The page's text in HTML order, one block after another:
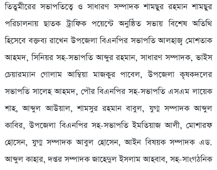
তিতুমীরের সভাপতিত্বে ও সাধারণ সম্পাদক শামছুর রহমান শামছুর
পরিচালনায় ছাতক ট্রাফিক পয়েন্টে অনুষ্ঠিত সভায় বিশেষ অতিথি
হিসেবে বক্তব্য রাখেন উপজেলা বিএনপির সভাপতি আলহাজ্ব মোশতাক
আহমদ, সিনিয়র সহ-সভাপতি আব্দুর রহমান, সাধারণ সম্পাদক, ভাইস
চেয়ারম্যান গোলাম আম্বিয়া মাজকুর পাবেল, উপজেলা কৃষকদলের
সভাপতি সালেহ আহমদ, পৌর বিএনপির সহ-সভাপতি এসএম লায়েক
শাহ, আব্দুল আউয়াল, শামসুর রহমান বাবুল, যুগ্ম সম্পাদক আব্দুল
কাবির, উপজেলা বিএনপির সহ-সভাপতি ইমতিয়াজ আলী, মোশারফ
হোসেন, যুগ্ম সম্পাদক আবুল হোসেন, আইন বিষয়ক সম্পাদক এড.
আব্দুল কাহার, দপ্তর সম্পাদক জাহেদুল ইসলাম আহবাব, সহ-সাংগঠনিক